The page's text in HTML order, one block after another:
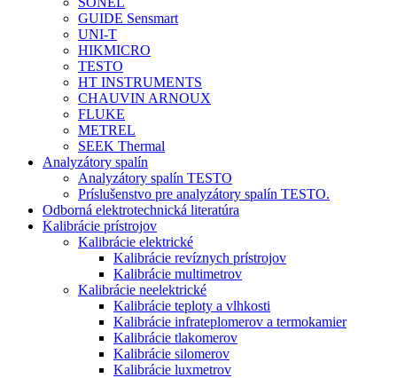
GUIDE Sensmart
UNI-T
HIKMICRO
TESTO
HT INSTRUMENTS
CHAUVIN ARNOUX
FLUKE
METREL
SEEK Thermal
Analyzátory spalín
Analyzátory spalín TESTO
Príslušenstvo pre analyzátory spalín TESTO.
Odborná elektrotechnická literatúra
Kalibrácie prístrojov
Kalibrácie elektrické
Kalibrácie revíznych prístrojov
Kalibrácie multimetrov
Kalibrácie neelektrické
Kalibrácie teploty a vlhkosti
Kalibrácie infrateplomerov a termokamier
Kalibrácie tlakomerov
Kalibrácie silomerov
Kalibrácie luxmetrov